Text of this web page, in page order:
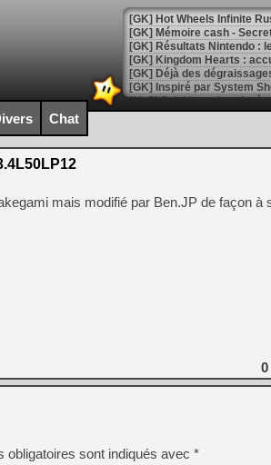
[GK] Hot Wheels Infinite
[GK] Mémoire cash -
[GK] Résultats Nintendo :
[GK] Déjà des
[Mo5] Brickboy cherche à
[GK] Minecraft et ses «
[GK] Beast of
[GK] Ubisoft : fin de partie
[GK] Mémoire cash -
[GK] Dan Houser (GTA)
[GK] Comment EA Sports
[GK] Crimson Moon : un
[GK] Isle of Reveries : le
[GK] Moonlighter 2 : The
[GK] Capcom relance
[Mo5] Deux inédits du
[GK] Le beat'em up The
[GK] Endless Legend 2 :
[LS] [PS5] Le WebKit
Chat
mais modifié par Ben.JP de façon à
0
obligatoires sont indiqués avec *